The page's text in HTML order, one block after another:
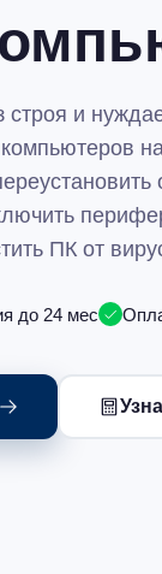
и
ПК от
до 24 мес